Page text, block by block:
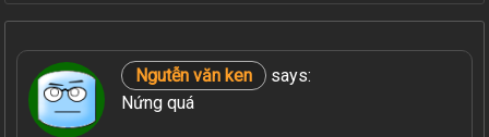
Ngutễn văn ken
says:
Nứng quá